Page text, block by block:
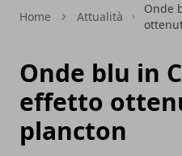
Home Attualità
Onde
Onde blu in
effetto
plancton